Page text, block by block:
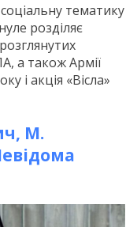
тематику
розділяє
а також Армії
і акція «Вісла»
М.